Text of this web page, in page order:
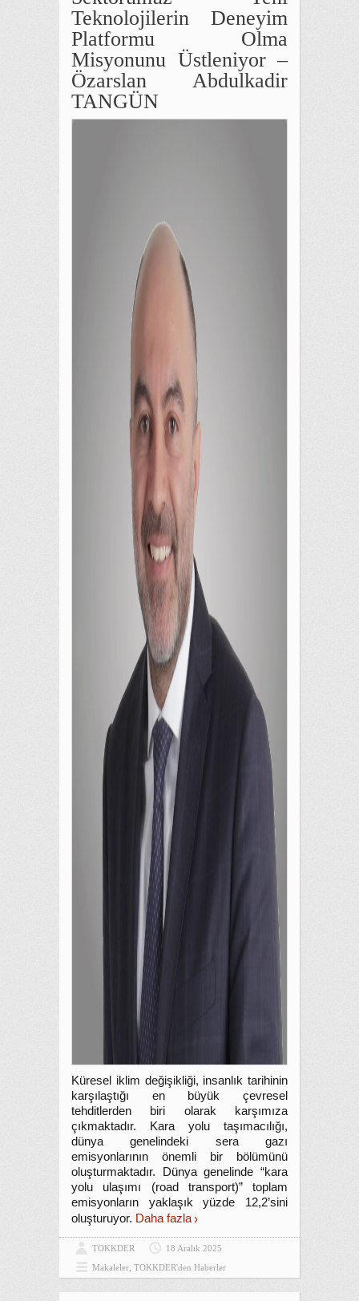
Teknolojilerin Deneyim
Platformu Olma
Misyonunu Üstleniyor –
Özarslan Abdulkadir
TANGÜN
Küresel iklim değişikliği, insanlık tarihinin
karşılaştığı en büyük çevresel
tehditlerden biri olarak karşımıza
çıkmaktadır. Kara yolu taşımacılığı,
dünya genelindeki sera gazı
emisyonlarının önemli bir bölümünü
oluşturmaktadır. Dünya genelinde “kara
yolu ulaşımı (road transport)” toplam
emisyonların yaklaşık yüzde 12,2’sini
oluşturuyor. Daha fazla
TOKKDER
18 Aralık 2025
Makaleler TOKKDER'den Haberler